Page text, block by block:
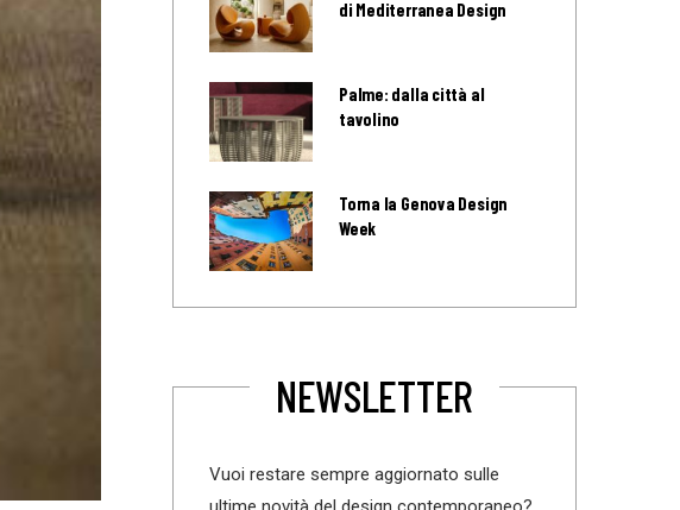
di Mediterranea Design
Palme: dalla città al
tavolino
Torna la Genova Design
Week
NEWSLETTER
Vuoi restare sempre aggiornato sulle